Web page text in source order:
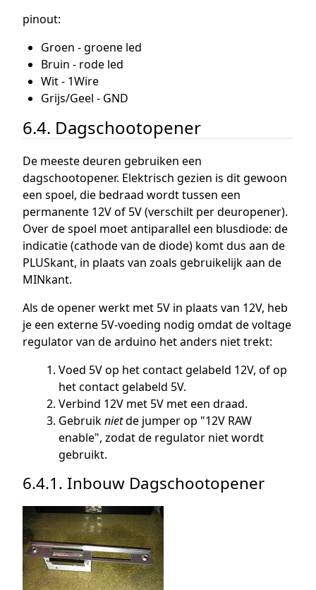
pinout:
Groen - groene led
Bruin - rode led
Wit - 1Wire
Grijs/Geel - GND
6.4. Dagschootopener
De meeste deuren gebruiken een
dagschootopener. Elektrisch gezien is dit gewoon
een spoel, die bedraad wordt tussen een
permanente 12V of 5V (verschilt per deuropener).
Over de spoel moet antiparallel een blusdiode: de
indicatie (cathode van de diode) komt dus aan de
PLUSkant, in plaats van zoals gebruikelijk aan de
MINkant.
Als de opener werkt met 5V in plaats van 12V, heb
je een externe 5V-voeding nodig omdat de voltage
regulator van de arduino het anders niet trekt:
Voed 5V op het contact gelabeld 12V, of op
het contact gelabeld 5V.
Verbind 12V met 5V met een draad.
Gebruiknietde jumper op "12V RAW
enable", zodat de regulator niet wordt
gebruikt.
6.4.1. Inbouw Dagschootopener